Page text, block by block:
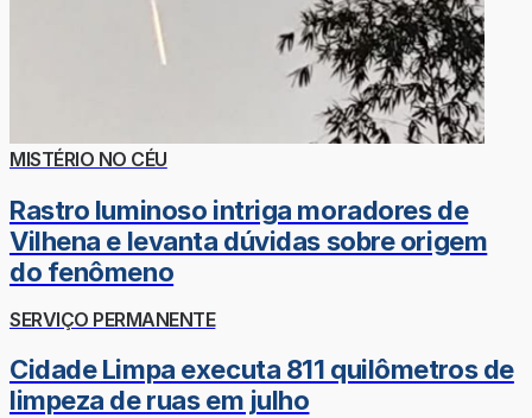
MISTÉRIO NO CÉU
Rastro luminoso intriga moradores de
Vilhena e levanta dúvidas sobre origem
do fenômeno
SERVIÇO PERMANENTE
Cidade Limpa executa 811 quilômetros de
limpeza de ruas em julho